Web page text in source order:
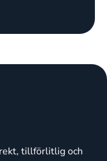
tillförlitlig och